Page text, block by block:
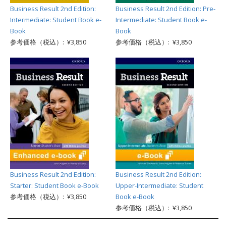
Business Result 2nd Edition:
Intermediate: Student Book e-
Book
参考価格（税込）: ¥3,850
Business Result 2nd Edition: Pre-
Intermediate: Student Book e-
Book
参考価格（税込）: ¥3,850
Business Result 2nd Edition:
Starter: Student Book e-Book
参考価格（税込）: ¥3,850
Business Result 2nd Edition:
Upper-Intermediate: Student
Book e-Book
参考価格（税込）: ¥3,850